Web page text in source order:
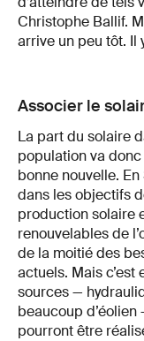
Christophe Ballif.
arrive un peu tôt. Il
Associer le
La part du solaire
population va
bonne nouvelle.
dans les objectifs
production solaire
renouvelables de
de la moitié des
actuels. Mais c’est
sources —
beaucoup
pourront être